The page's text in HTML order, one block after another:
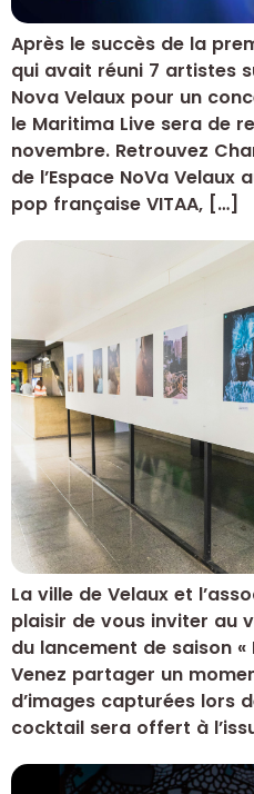
Après le succès de la
qui avait réuni 7 artistes
Nova Velaux pour un
le Maritima Live sera de
novembre. Retrouvez
de l’Espace NoVa
pop française VITAA, […]
La ville de Velaux et
plaisir de vous inviter au
du lancement de saison «
Venez partager un
d’images capturées lors
cocktail sera offert à